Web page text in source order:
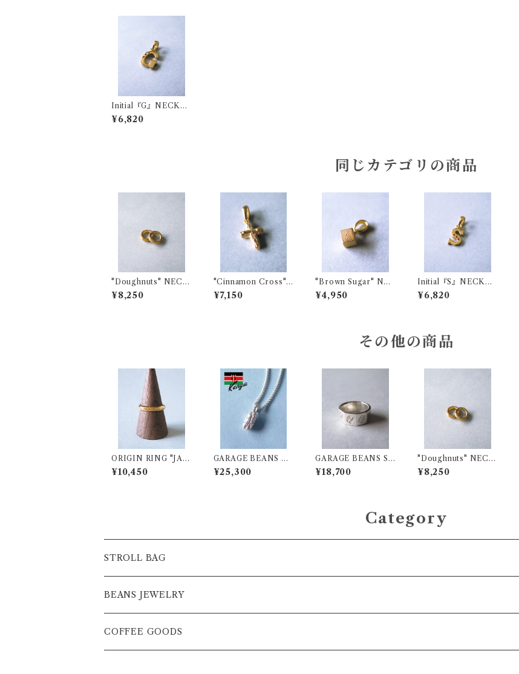
Initial『G』NECKL
ACE CUSTOM CH
ARM
¥6,820
同じカテゴリの商品
"Doughnuts" NECK
LACE CUSTOM CH
ARM
¥8,250
"Cinnamon Cross"
NECKLACE CUST
OM CHARM
¥7,150
"Brown Sugar" NEC
KLACE CUSTOM C
HARM
¥4,950
Initial『S』NECKLA
CE CUSTOM CHAR
M
¥6,820
その他の商品
ORIGIN RING "JAM
AICA" SV925 (K18Y
Gプレーティング)
¥10,450
GARAGE BEANS N
ECKLACE【KENY
A】SV925
¥25,300
GARAGE BEANS ST
AMP 3Faces Ring
¥18,700
"Doughnuts" NECK
LACE CUSTOM CH
ARM
¥8,250
Category
STROLL BAG
BAG
POCKET単品
BEANS JEWELRY
NECKLESS
COFFEE GOODS